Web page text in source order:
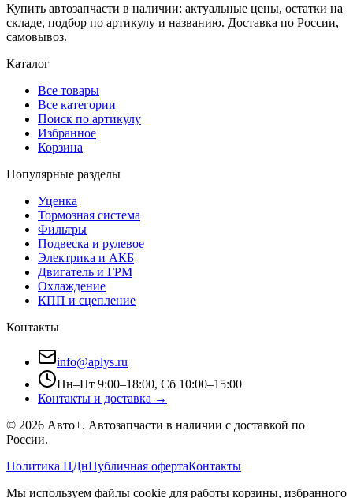
Купить автозапчасти в наличии: актуальные цены, остатки на
складе, подбор по артикулу и названию. Доставка по России,
самовывоз.
Каталог
Все товары
Все категории
Поиск по артикулу
Избранное
Корзина
Популярные разделы
Уценка
Тормозная система
Фильтры
Подвеска и рулевое
Электрика и АКБ
Двигатель и ГРМ
Охлаждение
КПП и сцепление
Контакты
info@aplys.ru
Пн–Пт 9:00–18:00, Сб 10:00–15:00
Контакты и доставка →
© 2026 Авто+. Автозапчасти в наличии с доставкой по
России.
Политика ПДнПубличная офертаКонтакты
Мы используем файлы cookie для работы корзины, избранного